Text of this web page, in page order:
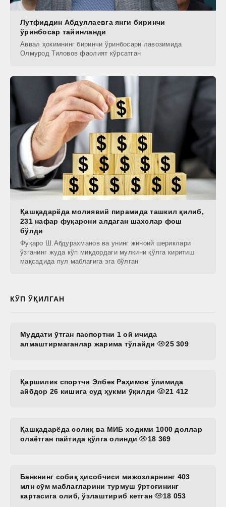
Лутфиддин Абдуллаевга янги биринчи
ўринбосар тайинланди
Аввал ҳокимнинг биринчи ўринбосари лавозимида
Олмурод Тиловов фаолият кўрсатган
Қашқадарёда молиявий пирамида ташкил қилиб,
231 нафар фуқарони алдаган шахслар фош
бўлди
Фуқаро Ш.Aбдурахманов ва унинг жиноий шериклари
ўзганинг жуда кўп миқдордаги мулкини қўлга киритиш
мақсадида пул маблағига эга бўлган
КЎП ЎҚИЛГАН
Муддати ўтган паспортни 1 ой ичида
алмаштирмаганлар жарима тўлайди
25 309
Қаршилик спортчи Элбек Раҳимов ўлимида
айбдор 26 кишига суд ҳукми ўқилди
21 412
Қашқадарёда солиқ ва МИБ ходими 1000 доллар
олаётган пайтида қўлга олинди
18 369
Банкнинг собиқ ҳисобчиси мижозларнинг 403
млн сўм маблағларини турмуш ўртоғининг
картасига олиб, ўзлаштириб кетган
18 053